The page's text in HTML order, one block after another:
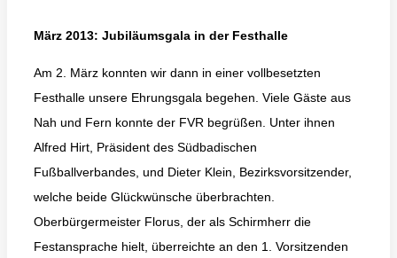
März 2013: Jubiläumsgala in der Festhalle
Am 2. März konnten wir dann in einer vollbesetzten
Festhalle unsere Ehrungsgala begehen. Viele Gäste aus
Nah und Fern konnte der FVR begrüßen. Unter ihnen
Alfred Hirt, Präsident des Südbadischen
Fußballverbandes, und Dieter Klein, Bezirksvorsitzender,
welche beide Glückwünsche überbrachten.
Oberbürgermeister Florus, der als Schirmherr die
Festansprache hielt, überreichte an den 1. Vorsitzenden